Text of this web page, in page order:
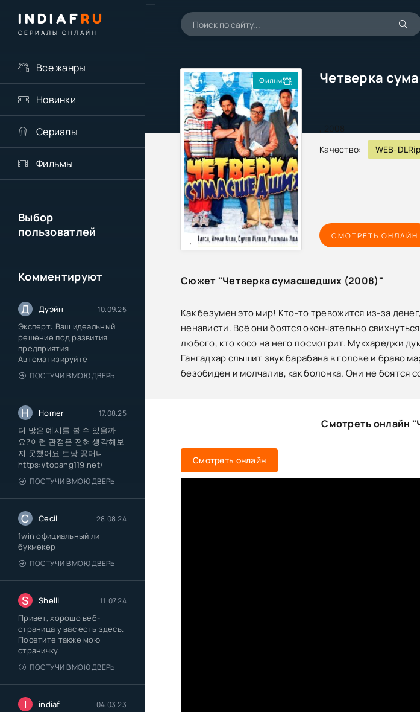
INDIAFRU
СЕРИАЛЫ ОНЛАЙН
Все жанры
Новинки
Сериалы
Фильмы
Выбор
пользоватлей
Комментируют
Д Дуэйн 10.09.25
Эксперт: Ваш идеальный
решение под развития
предприятия
Автоматизируйте
ПОСТУЧИ В МОЮ ДВЕРЬ
H Homer 17.08.25
더 많은 예시를 볼 수 있을까
요?이런 관점은 전혀 생각해보
지 못했어요 토팡 꽁머니
https://topang119.net/
ПОСТУЧИ В МОЮ ДВЕРЬ
C Cecil 28.08.24
1win официальный ли
букмекер
ПОСТУЧИ В МОЮ ДВЕРЬ
S Shelli 11.07.24
Привет, хорошо веб-
страница у вас есть здесь.
Посетите также мою
страничку
ПОСТУЧИ В МОЮ ДВЕРЬ
I indiaf 04.03.23
Четверка
2008
Качество:
WEB-DLRip
Фильм
,
СМОТРЕТЬ ОНЛАЙН
Сюжет "Четверка сумасшедших (2008)"
Как безумен это мир! Кто-то тревожится из-за
ненависти. Всё они боятся окончательно
любого, кто косо на него посмотрит. Мукхареджи
Гангадхар слышит звук барабана в голове и браво
безобиден и молчалив, как болонка. Они не боятся
Смотреть онлайн
Смотреть онлайн